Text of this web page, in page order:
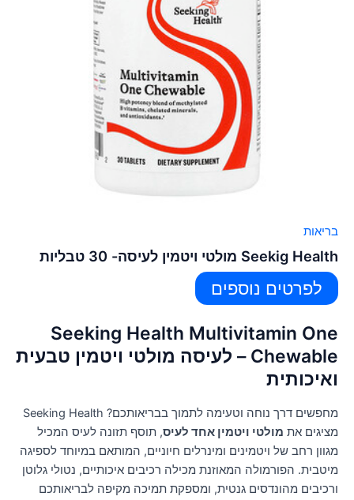
בריאות
Seekig Health מולטי ויטמין לעיסה- 30 טבליות
לפרטים נוספים
Seeking Health Multivitamin One
Chewable – לעיסה מולטי ויטמין טבעית
ואיכותית
מחפשים דרך נוחה וטעימה לתמוך בבריאותכם? Seeking Health
מציגים את מולטי ויטמין אחד לעיס, תוסף תזונה לעיס המכיל
מגוון רחב של ויטמינים ומינרלים חיוניים, המותאם במיוחד לספיגה
מיטבית. הפורמולה המאוזנת מכילה רכיבים איכותיים, נטולי גלוטן
ורכיבים מהונדסים גנטית, ומספקת תמיכה מקיפה לבריאותכם